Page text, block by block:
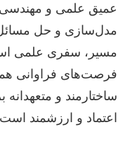
عمیق علمی و مهندسی
مدل‌سازی و حل مسائل
مسیر، سفری علمی
فرصت‌های فراوانی
ساختارمند و
اعتماد و ارزشمند